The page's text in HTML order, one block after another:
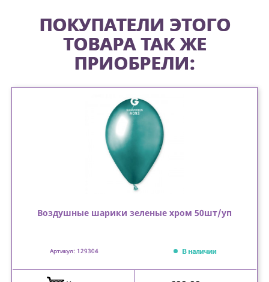
ПОКУПАТЕЛИ ЭТОГО
ТОВАРА ТАК ЖЕ
ПРИОБРЕЛИ:
Воздушные шарики зеленые хром 50шт/уп
Артикул: 129304 В наличии